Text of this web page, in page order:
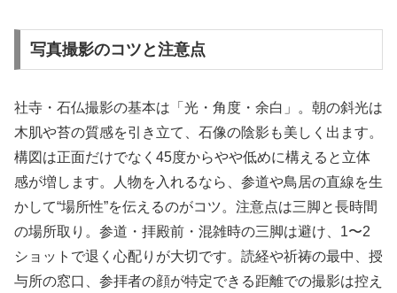
写真撮影のコツと注意点
社寺・石仏撮影の基本は「光・角度・余白」。朝の斜光は
木肌や苔の質感を引き立て、石像の陰影も美しく出ます。
構図は正面だけでなく45度からやや低めに構えると立体
感が増します。人物を入れるなら、参道や鳥居の直線を生
かして“場所性”を伝えるのがコツ。注意点は三脚と長時間
の場所取り。参道・拝殿前・混雑時の三脚は避け、1〜2
ショットで退く心配りが大切です。読経や祈祷の最中、授
与所の窓口、参拝者の顔が特定できる距離での撮影は控え